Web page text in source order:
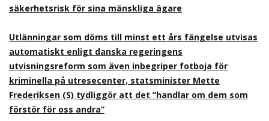
säkerhetsrisk för sina mänskliga ägare
Utlänningar som döms till minst ett års fängelse utvisas
automatiskt enligt danska regeringens
utvisningsreform som även inbegriper fotboja för
kriminella på utresecenter, statsminister Mette
Frederiksen (S) tydliggör att det ”handlar om dem som
förstör för oss andra”